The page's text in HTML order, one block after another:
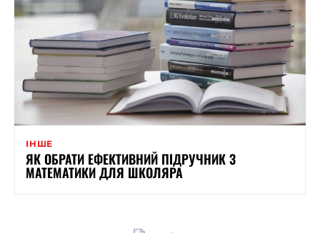
ІНШЕ
ЯК ОБРАТИ ЕФЕКТИВНИЙ ПІДРУЧНИК З
МАТЕМАТИКИ ДЛЯ ШКОЛЯРА